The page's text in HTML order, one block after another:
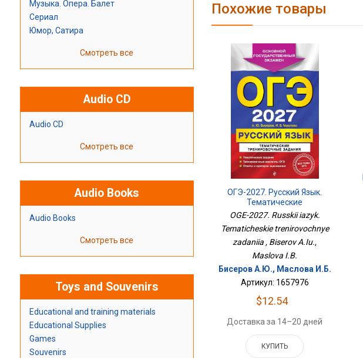
Музыка. Опера. Балет
Сериал
Юмор, Сатира
Смотреть все
Audio CD
Audio CD
Смотреть все
Audio Books
Audio Books
Смотреть все
Toys and Souvenirs
Educational and training materials
Educational Supplies
Games
Souvenirs
Похожие товары
ОГЭ-2027. Русский Язык.
Тематические
Тренировочные Задания
OGE-2027. Russkii iazyk.
Tematicheskie trenirovochnye
zadaniia , Biserov A.Iu.,
Maslova I.B.
Бисеров А.Ю., Маслова И.Б.
Артикул: 1657976
$12.54
Доставка за 14–20 дней
КУПИТЬ